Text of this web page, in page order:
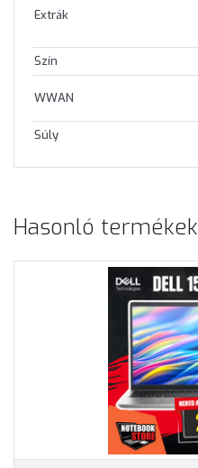
Extrák
Szín
WWAN
Súly
Hasonló termékek